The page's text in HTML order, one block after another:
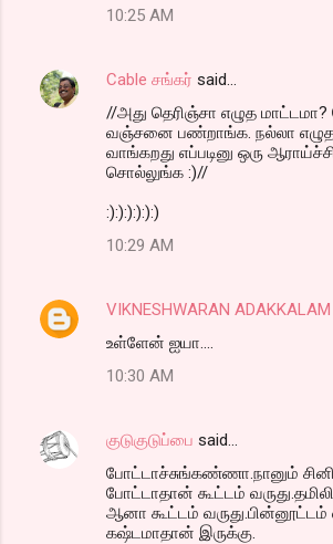
10:25 AM
Cable சங்கர் said…
//அது தெரிஞ்சா எழுத மாட்டமா?
வஞ்சனை பண்றாங்க. நல்லா
வாங்கறது எப்படினு ஒரு
சொல்லுங்க :)//
:):):):):):)
10:29 AM
VIKNESHWARAN ADAKKALAM
உள்ளேன் ஐயா....
10:30 AM
குடுகுடுப்பை said…
போட்டாச்சுங்கண்ணா.நானும்
போட்டாதான் கூட்டம்
ஆனா கூட்டம்
கஷ்டமாதான் இருக்கு.